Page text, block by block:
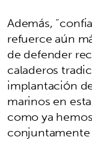
Además,
refuerce aún
de defender
caladeros
implantación
marinos en
como ya